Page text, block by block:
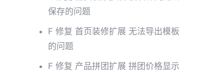
保存的问题
F 修复 首页装修扩展 无法导出模板
的问题
F 修复 产品拼团扩展 拼团价格显示